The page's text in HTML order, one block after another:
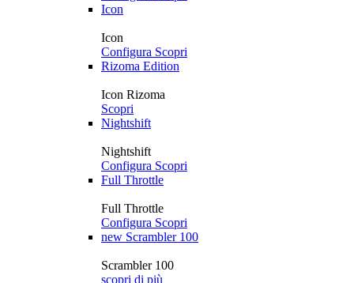
Icon
Icon
Configura Scopri
Rizoma Edition
Icon Rizoma
Scopri
Nightshift
Nightshift
Configura Scopri
Full Throttle
Full Throttle
Configura Scopri
new Scrambler 100
Scrambler 100
scopri di più